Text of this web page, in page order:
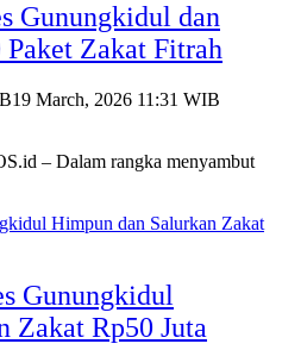
Gunungkidul dan
Paket Zakat Fitrah
19 March, 2026 11:31 WIB
– Dalam rangka menyambut
Gunungkidul
Zakat Rp50 Juta